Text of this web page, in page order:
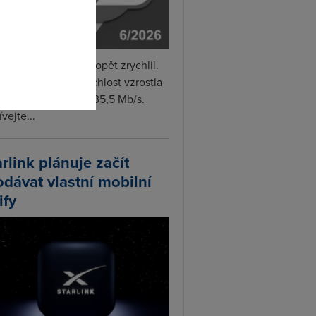
internet v červnu opět zrychlil.
naměřená rychlost vzrostla
o 4 % na 35,5 Mb/s.
plánuje začít
vlastní mobilní